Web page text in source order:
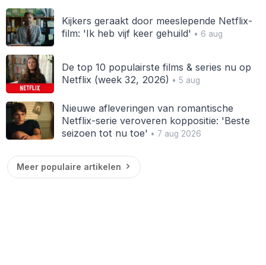
Kijkers geraakt door meeslepende Netflix-
film: 'Ik heb vijf keer gehuild' • 6 aug
De top 10 populairste films & series nu op
Netflix (week 32, 2026) • 5 aug
Nieuwe afleveringen van romantische
Netflix-serie veroveren koppositie: 'Beste
seizoen tot nu toe' • 7 aug 2026
Meer populaire artikelen